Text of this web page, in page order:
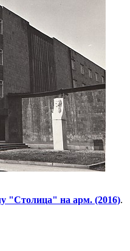
"Столица" на арм. (2016).